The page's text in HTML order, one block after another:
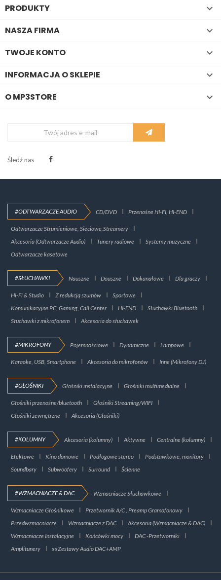
PRODUKTY 
NASZA FIRMA 
TWOJE KONTO 
INFORMACJA O SKLEPIE 
O MP3STORE 
Śledź nas
#ODTWARZACZE AUDIO CD/DVD Przenośne HI-FI, HI-END
Odtwarzacze Strumieniowe, Sieciowe,Streamery
Akcesoria (Odtwarzacze Audio)
Tunery radiowe
Systemy muzyczne
Odtwarzacze kasetowe
#SŁUCHAWKI Nauszne Douszne Dokanałowe Dla graczy
Hi-Fi & Studio Z redukcją szumów
Sportowe
Komunikacyjne PC, Gaming, Call Center
HI-END
Słuchawki Bluetooth
Słuchawki z mikrofonem
Akcesoria do słuchawek
#MIKROFONY Pojemnościowe Dynamiczne Lampowe
Karaoke, USB, Smartphone Akcesoria do mikrofonów Inne (Mikrofony DJ)
#GŁOŚNIKI Głośniki instalacyjne Głośniki multimedialne
Głośniki przenośne/bluetooth
Głośniki Streaming/WIFI
Głośniki zewnętrzne
Akcesoria (Głośniki)
#KOLUMNY Akcesoria (kolumny) Aktywne Centralne (kolumny)
Efektowe Kino domowe Podłogowe stereo
Podstawkowe, monitory
Soundbary
Subwoofery Surround Ścienne
#WZMACNIACZE & DAC Wzmacniacze Słuchawkowe
Wzmacniacze Głośnikowe
Przetwornik A/C , Preamp Gramofonowy
Przedwzmacniacze
Wzmacniacze z DAC
Akcesoria (Wzmacniacze & DAC)
Wzmacniacze Instalacyjne
Końcówki mocy
DAC -Przetworniki
Amplitunery
xxZestawy Audio DAC+AMP